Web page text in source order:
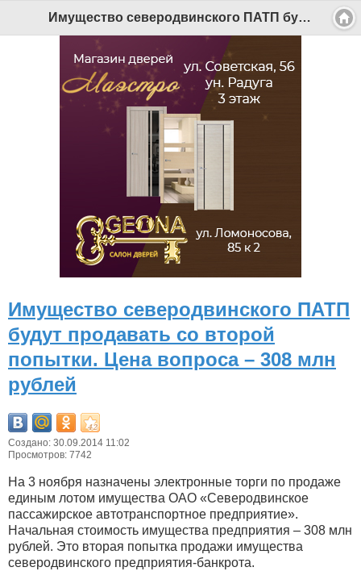
Имущество северодвинского ПАТП будут продавать со второй попытки. Цена вопроса – 308 млн рублей - Беломорканал Северодвинск tv29.ru
Имущество северодвинского ПАТП
будут продавать со второй
попытки. Цена вопроса – 308 млн
рублей
Создано: 30.09.2014 11:02
Просмотров: 7742
На 3 ноября назначены электронные торги по продаже
единым лотом имущества ОАО «Северодвинское
пассажирское автотранспортное предприятие».
Начальная стоимость имущества предприятия – 308 млн
рублей. Это вторая попытка продажи имущества
северодвинского предприятия-банкрота.